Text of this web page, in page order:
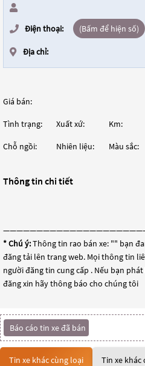
Điện thoại: (Bấm để hiện số)
Địa chỉ:
Giá bán:
Tình trạng: Xuất xứ: Km:
Chỗ ngồi: Nhiên liệu: Màu sắc:
Thông tin chi tiết
* Chú ý:Thông tin rao bán xe: "" bạn
đăng tải lên trang web. Mọi thông tin
người đăng tin cung cấp . Nếu bạn
đăng xin hãy thông báo cho chúng tôi
Báo cáo tin xe đã bán
Tin xe khác cùng loại Tin xe khác